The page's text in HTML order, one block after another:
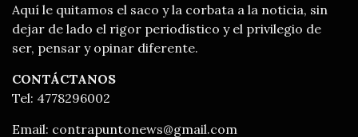
Aquí le quitamos el saco y la corbata a la noticia, sin
dejar de lado el rigor periodístico y el privilegio de
ser, pensar y opinar diferente.
CONTÁCTANOS
Tel: 4778296002
Email: contrapuntonews@gmail.com